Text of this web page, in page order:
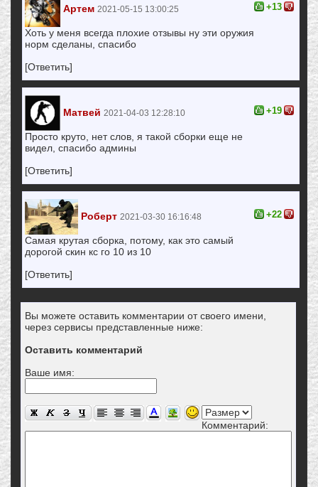
Артем 2021-05-15 13:00:25
Хоть у меня всегда плохие отзывы ну эти оружия
норм сделаны, спасибо
[Ответить]
+13
Матвей 2021-04-03 12:28:10
Просто круто, нет слов, я такой сборки еще не
видел, спасибо админы
[Ответить]
+19
Роберт 2021-03-30 16:16:48
Самая крутая сборка, потому, как это самый
дорогой скин кс го 10 из 10
[Ответить]
+22
Вы можете оставить комментарии от своего имени,
через сервисы представленные ниже:
Оставить комментарий
Ваше имя:
Комментарий: